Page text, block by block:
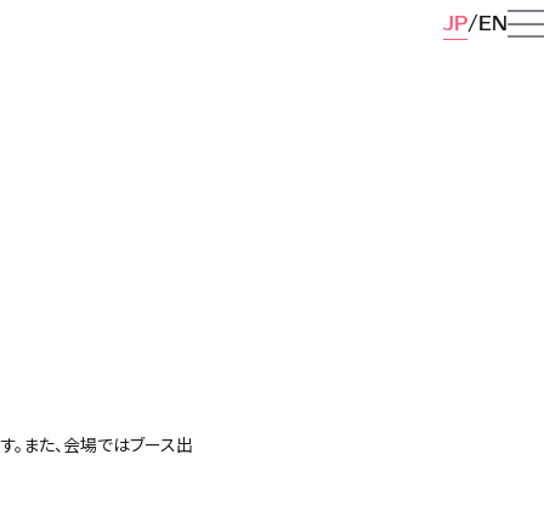
JP EN
また、会場ではブース出